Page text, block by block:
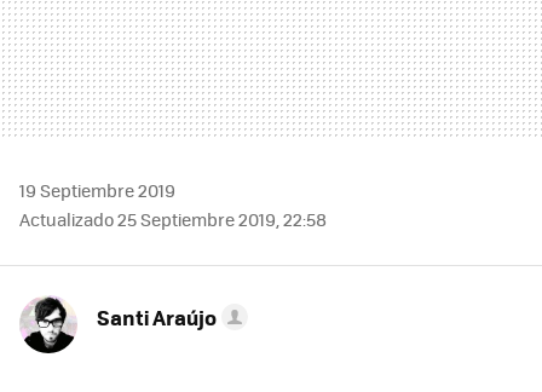
19 Septiembre 2019
Actualizado 25 Septiembre 2019, 22:58
Santi Araújo